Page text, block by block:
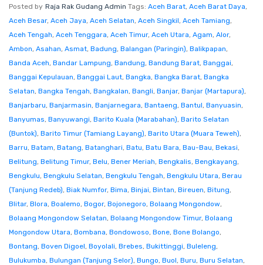
Posted by Raja Rak Gudang Admin Tags: Aceh Barat, Aceh Barat Daya,
Aceh Besar, Aceh Jaya, Aceh Selatan, Aceh Singkil, Aceh Tamiang,
Aceh Tengah, Aceh Tenggara, Aceh Timur, Aceh Utara, Agam, Alor,
Ambon, Asahan, Asmat, Badung, Balangan (Paringin), Balikpapan,
Banda Aceh, Bandar Lampung, Bandung, Bandung Barat, Banggai,
Banggai Kepulauan, Banggai Laut, Bangka, Bangka Barat, Bangka
Selatan, Bangka Tengah, Bangkalan, Bangli, Banjar, Banjar (Martapura),
Banjarbaru, Banjarmasin, Banjarnegara, Bantaeng, Bantul, Banyuasin,
Banyumas, Banyuwangi, Barito Kuala (Marabahan), Barito Selatan
(Buntok), Barito Timur (Tamiang Layang), Barito Utara (Muara Teweh),
Barru, Batam, Batang, Batanghari, Batu, Batu Bara, Bau-Bau, Bekasi,
Belitung, Belitung Timur, Belu, Bener Meriah, Bengkalis, Bengkayang,
Bengkulu, Bengkulu Selatan, Bengkulu Tengah, Bengkulu Utara, Berau
(Tanjung Redeb), Biak Numfor, Bima, Binjai, Bintan, Bireuen, Bitung,
Blitar, Blora, Boalemo, Bogor, Bojonegoro, Bolaang Mongondow,
Bolaang Mongondow Selatan, Bolaang Mongondow Timur, Bolaang
Mongondow Utara, Bombana, Bondowoso, Bone, Bone Bolango,
Bontang, Boven Digoel, Boyolali, Brebes, Bukittinggi, Buleleng,
Bulukumba, Bulungan (Tanjung Selor), Bungo, Buol, Buru, Buru Selatan,